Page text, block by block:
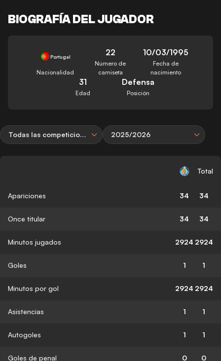
BIOGRAFÍA DEL JUGADOR
Portugal
Nacionalidad
22
Número de
camiseta
10/03/1995
Fecha de
nacimiento
31
Edad
Defensa
Posición
Todas las competiciones 2025/2026
Total
Apariciones 34 34
Once titular 34 34
Minutos jugados 2924 2924
Goles 1 1
Minutos por gol 2924 2924
Asistencias 1 1
Autogoles 1 1
Goles de penal 0 0